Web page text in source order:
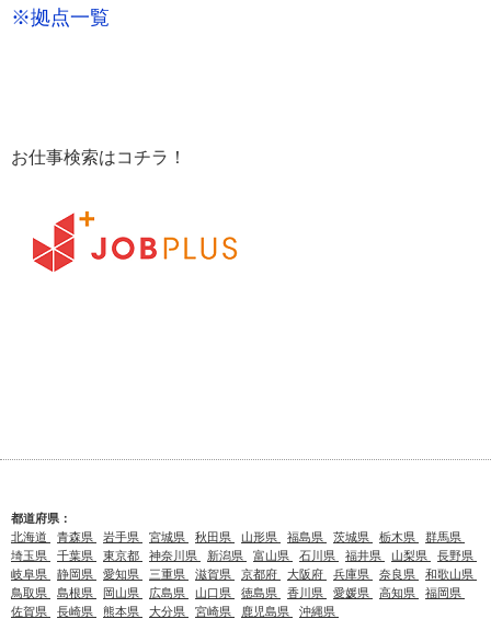
※拠点一覧
お仕事検索はコチラ！
都道府県：
北海道
青森県 岩手県 宮城県 秋田県 山形県 福島県 茨城県 栃木県
群馬県
埼玉県
千葉県 東京都 神奈川県 新潟県 富山県 石川県 福井県 山梨県
長野県
岐阜県
静岡県 愛知県 三重県 滋賀県 京都府 大阪府 兵庫県 奈良県
和歌山県
鳥取県
島根県 岡山県 広島県 山口県 徳島県 香川県 愛媛県 高知県
福岡県
佐賀県
長崎県 熊本県 大分県 宮崎県 鹿児島県 沖縄県